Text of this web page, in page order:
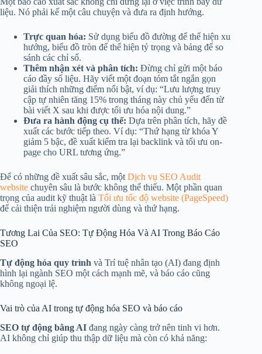
liệu. Nó phải kể một câu chuyện và đưa ra định hướng.
Trực quan hóa: Sử dụng biểu đồ đường để thể hiện xu
hướng, biểu đồ tròn để thể hiện tỷ trọng và bảng để so
sánh các chỉ số.
Thêm nhận xét và phân tích: Đừng chỉ gửi một báo
cáo đầy số liệu. Hãy viết một đoạn tóm tắt ngắn gọn
giải thích những điểm nổi bật, ví dụ: “Lưu lượng truy
cập tự nhiên tăng 15% trong tháng này chủ yếu đến từ
bài viết X sau khi được tối ưu hóa nội dung.”
Đưa ra hành động cụ thể: Dựa trên phân tích, hãy đề
xuất các bước tiếp theo. Ví dụ: “Thứ hạng từ khóa Y
giảm 5 bậc, đề xuất kiểm tra lại backlink và tối ưu on-
page cho URL tương ứng.”
Để có những đề xuất sâu sắc, mộtDịch vụ SEO Audit
website chuyên sâu là bước không thể thiếu. Một phần quan
trọng của audit kỹ thuật là Tối ưu tốc độ website (PageSpeed)
để cải thiện trải nghiệm người dùng và thứ hạng.
Tương Lai Của SEO: Tự Động Hóa Và AI Trong Báo Cáo
SEO
Tự động hóa quy trình và Trí tuệ nhân tạo (AI) đang định
hình lại ngành SEO một cách mạnh mẽ, và báo cáo cũng
không ngoại lệ.
Vai trò của AI trong tự động hóa SEO và báo cáo
SEO tự động bằng AI đang ngày càng trở nên tinh vi hơn.
AI không chỉ giúp thu thập dữ liệu mà còn có khả năng: